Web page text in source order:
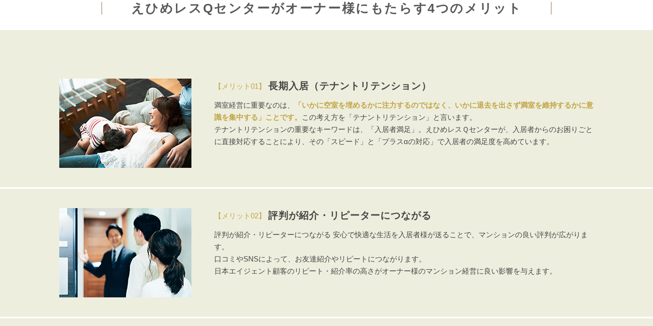
えひめレスQセンターがオーナー様にもたらす4つのメリット
【メリット01】 長期入居（テナントリテンション）
満室経営に重要なのは、
「いかに空室を埋めるかに注力するのではなく、いかに退去を出さず満室を維持するかに意
識を集中する」ことです。
この考え方を「テナントリテンション」と言います。
テナントリテンションの重要なキーワードは、「入居者満足」。えひめレスＱセンターが、入居者からのお困りごと
に直接対応することにより、その「スピード」と「プラスαの対応」で入居者の満足度を高めています。
【メリット02】 評判が紹介・リピーターにつながる
評判が紹介・リピーターにつながる 安心で快適な生活を入居者様が送ることで、マンションの良い評判が広がりま
す。
口コミやSNSによって、お友達紹介やリピートにつながります。
日本エイジェント顧客のリピート・紹介率の高さがオーナー様のマンション経営に良い影響を与えます。